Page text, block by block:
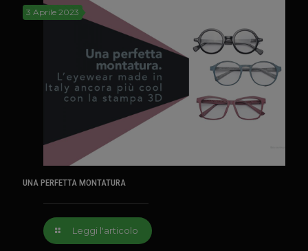
3 Aprile 2023
UNA PERFETTA MONTATURA
Leggi l'articolo